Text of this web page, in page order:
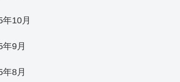
年10月
年9月
年8月